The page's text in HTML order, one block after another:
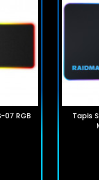
07 RGB
Tapis